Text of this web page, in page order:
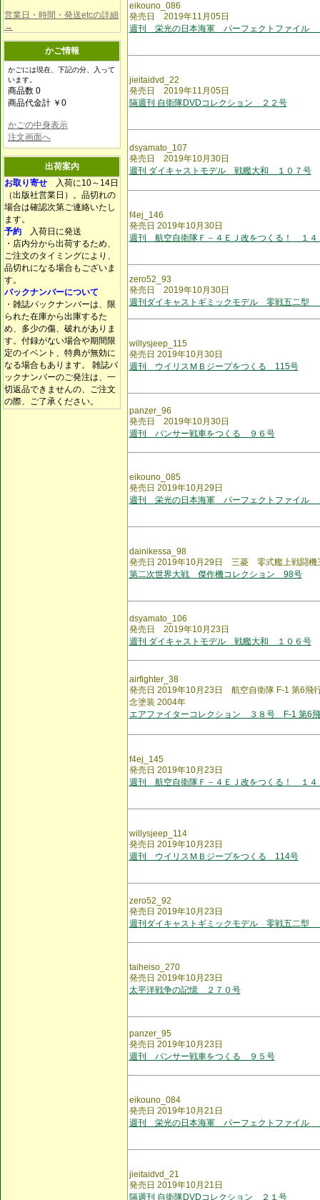
営業日・時間・発送etcの詳細
→
かご情報
かごには現在、下記の分、入って
います。
商品数 0
商品代金計 ￥0
かごの中身表示
注文画面へ
出荷案内
お取り寄せ 入荷に10～14日
（出版社営業日）。品切れの
場合は確認次第ご連絡いたし
ます。
予約 入荷日に発送
・店内分から出荷するため、
ご注文のタイミングにより、
品切れになる場合もございま
す。
バックナンバーについて
・雑誌バックナンバーは、限
られた在庫から出庫するた
め、多少の傷、破れがありま
す。付録がない場合や期間限
定のイベント、特典が無効に
なる場合もあります。 雑誌バ
ックナンバーのご発注は、一
切返品できませんの、ご注文
の際、ご了承ください。
eikouno_086
発売日 2019年11月05日
週刊 栄光の日本海軍 パーフェクトファイル
jieitaidvd_22
発売日 2019年11月05日
隔週刊 自衛隊DVDコレクション ２２号
dsyamato_107
発売日 2019年10月30日
週刊 ダイキャストモデル 戦艦大和 １０７号
f4ej_146
発売日 2019年10月30日
週刊 航空自衛隊Ｆ－４ＥＪ改をつくる！ １４
zero52_93
発売日 2019年10月30日
週刊ダイキャストギミックモデル 零戦五二型
willysjeep_115
発売日 2019年10月30日
週刊 ウイリスＭＢジープをつくる 115号
panzer_96
発売日 2019年10月30日
週刊 パンサー戦車をつくる ９６号
eikouno_085
発売日 2019年10月29日
週刊 栄光の日本海軍 パーフェクトファイル
dainikessa_98
発売日 2019年10月29日 三菱 零式艦上戦闘
第二次世界大戦 傑作機コレクション 98号
dsyamato_106
発売日 2019年10月23日
週刊 ダイキャストモデル 戦艦大和 １０６号
airfighter_38
発売日 2019年10月23日 航空自衛隊 F-1 第6飛
念塗装 2004年
エアファイターコレクション ３８号 F-1 第6
f4ej_145
発売日 2019年10月23日
週刊 航空自衛隊Ｆ－４ＥＪ改をつくる！ １４
willysjeep_114
発売日 2019年10月23日
週刊 ウイリスＭＢジープをつくる 114号
zero52_92
発売日 2019年10月23日
週刊ダイキャストギミックモデル 零戦五二型
taiheiso_270
発売日 2019年10月23日
太平洋戦争の記憶 ２７０号
panzer_95
発売日 2019年10月23日
週刊 パンサー戦車をつくる ９５号
eikouno_084
発売日 2019年10月21日
週刊 栄光の日本海軍 パーフェクトファイル
jieitaidvd_21
発売日 2019年10月21日
隔週刊 自衛隊DVDコレクション ２１号